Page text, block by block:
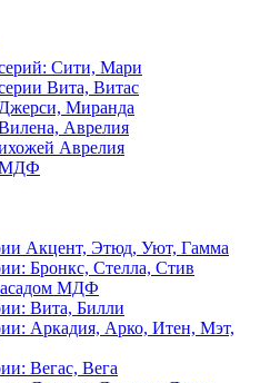
Сити, Мари
Вита, Витас
Миранда
Аврелия
Аврелия
МДФ
Акцент, Этюд, Уют, Гамма
Бронкс, Стелла, Стив
МДФ
Вита, Билли
Аркадия, Арко, Итен, Мэт,
Вегас, Вега